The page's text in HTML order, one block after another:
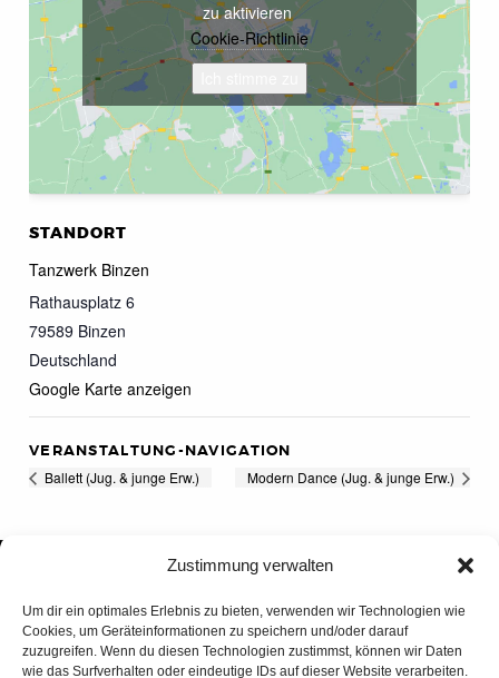
Zustimmung verwalten
Um dir ein optimales Erlebnis zu bieten, verwenden wir Technologien wie
Cookies, um Geräteinformationen zu speichern und/oder darauf
zuzugreifen. Wenn du diesen Technologien zustimmst, können wir Daten
wie das Surfverhalten oder eindeutige IDs auf dieser Website verarbeiten.
STANDORT
Tanzwerk Binzen
Rathausplatz 6
79589 Binzen
Deutschland
Google Karte anzeigen
zu aktivieren
Cookie-Richtlinie
VERANSTALTUNG-NAVIGATION
Ballett (Jug. & junge Erw.) Modern Dance (Jug. & junge Erw.)